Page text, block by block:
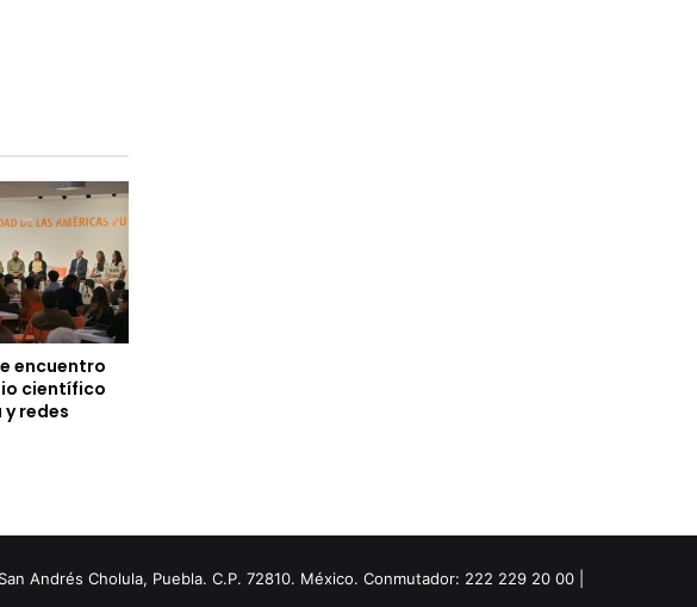
encuentro
científico
redes
Andrés Cholula, Puebla. C.P. 72810. México. Conmutador: 222 229 20 00 |